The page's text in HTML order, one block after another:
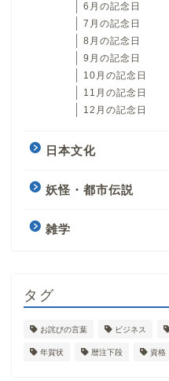
6月の記念日
7月の記念日
8月の記念日
9月の記念日
10月の記念日
11月の記念日
12月の記念日
日本文化
妖怪・都市伝説
雑学
タグ
お詫びの言葉 ビジネス
年賀状 暦注下段 資格